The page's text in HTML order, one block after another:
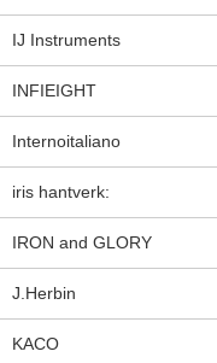
IJ Instruments
INFIEIGHT
Internoitaliano
iris hantverk:
IRON and GLORY
J.Herbin
KACO